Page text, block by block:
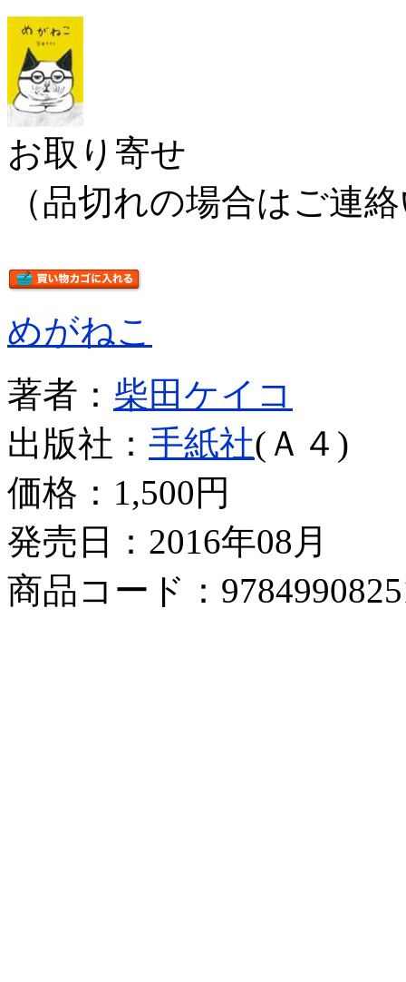
お取り寄せ
（品切れの場合はご連
めがねこ
著者： 柴田ケイコ
出版社： 手紙社(Ａ４)
価格： 1,500円
発売日：2016年08月
商品コード：